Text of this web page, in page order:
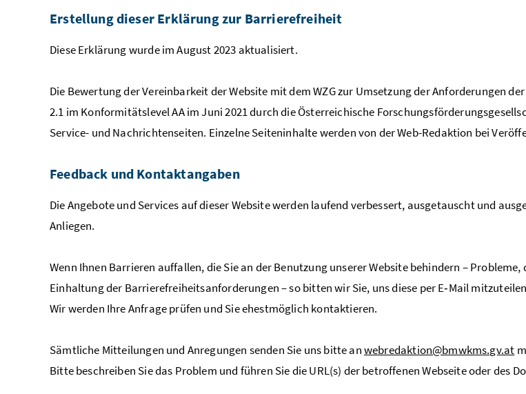
Erstellung dieser Erklärung zur Barrierefreiheit
Diese Erklärung wurde im August 2023 aktualisiert.
Die Bewertung der Vereinbarkeit der Website mit dem WZG zur Umsetzung der Anforderungen
2.1 im Konformitätslevel AA im Juni 2021 durch die Österreichische
Service- und Nachrichtenseiten. Einzelne Seiteninhalte werden von der Web-Redaktion bei
Feedback und Kontaktangaben
Die Angebote und Services auf dieserWebsitewerden laufend verbessert, ausgetauscht und
Anliegen.
Wenn Ihnen Barrieren auffallen, die Sie an der Benutzung unsererWebsitebehindern – Probleme,
Einhaltung der Barrierefreiheitsanforderungen – so bitten wir Sie, uns diese per E‑Mail
Wir werden Ihre Anfrage prüfen und Sie ehestmöglich kontaktieren.
Sämtliche Mitteilungen und Anregungen senden Sie uns bitte anwebredaktion@bmwkms.gv.at
Bitte beschreiben Sie das Problem und führen Sie die URL(s) der betroffenen Webseite oder des